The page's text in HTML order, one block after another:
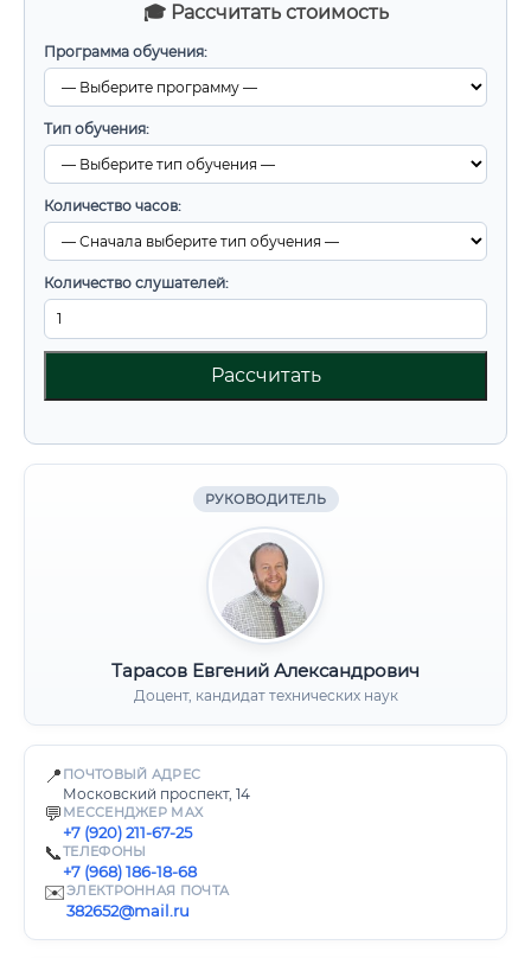
🎓 Рассчитать стоимость
Программа обучения:
Тип обучения:
Количество часов:
Количество слушателей:
Рассчитать
РУКОВОДИТЕЛЬ
Тарасов Евгений Александрович
Доцент, кандидат технических наук
📍 ПОЧТОВЫЙ АДРЕС
Московский проспект, 14
💬 МЕССЕНДЖЕР MAX
+7 (920) 211-67-25
📞ТЕЛЕФОНЫ
+7 (968) 186-18-68
✉️ЭЛЕКТРОННАЯ ПОЧТА
382652@mail.ru